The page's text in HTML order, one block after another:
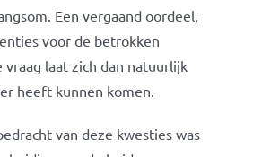
Een vergaand oordeel,
voor de betrokken
vraag laat zich dan natuurlijk
heeft kunnen komen.
van deze kwesties was